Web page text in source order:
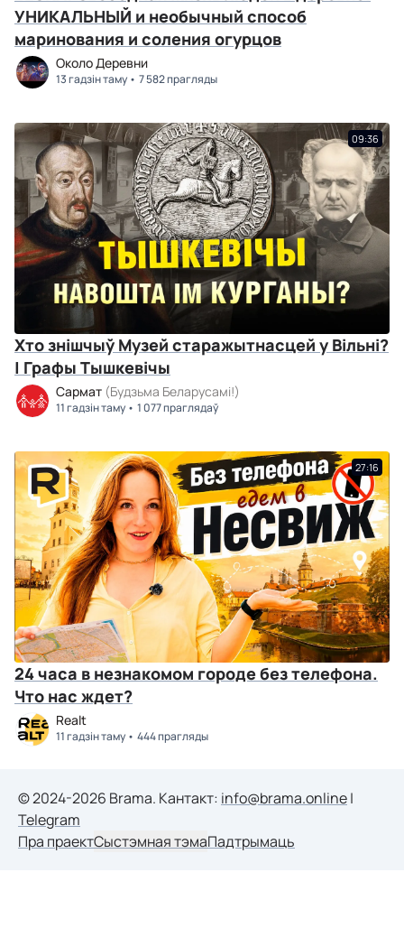
УНИКАЛЬНЫЙ и необычный способ
маринования и соления огурцов
Около Деревни
13 гадзін таму 7 582 прагляды
09:36
Хто знішчыў Музей старажытнасцей у Вільні?
| Графы Тышкевічы
Сармат (Будзьма Беларусамі!)
11 гадзін таму 1 077 праглядаў
27:16
24 часа в незнакомом городе без телефона.
Что нас ждет?
Realt
11 гадзін таму 444 прагляды
© 2024-2026 Brama. Кантакт: info@brama.online|
Telegram
Пра праектСыстэмная тэмаПадтрымаць